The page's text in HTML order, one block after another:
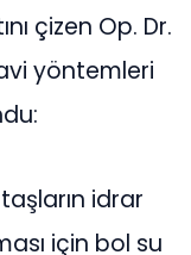
çizen Op. Dr.
yöntemleri
idrar
için bol su